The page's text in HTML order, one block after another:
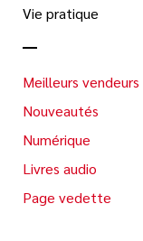
Vie pratique
Meilleurs vendeurs
Nouveautés
Numérique
Livres audio
Page vedette